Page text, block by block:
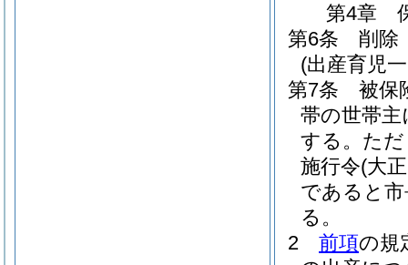
第4章
第6条
削除
(出産育児
第7条
被保
帯の世帯主
する。 た
施行令(大
であると
る。
2
前項の規